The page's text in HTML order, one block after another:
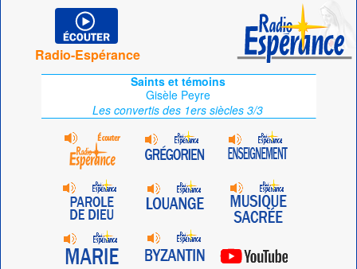
Radio-Espérance
Saints et témoins
Gisèle Peyre
Les convertis des 1ers siècles 3/3